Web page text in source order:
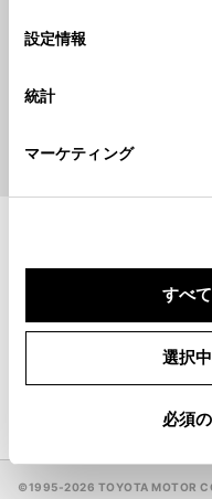
デバイスにすべての
意したことになります
設定の変更、同意を撤
「Cookie（クッキー）情
設定情報
統計
マーケティング
すべ
選択
必須
地名・駅名・店名・郵便番号から検索
GR
一覧
©1995-2026 TOYOTA MOTOR